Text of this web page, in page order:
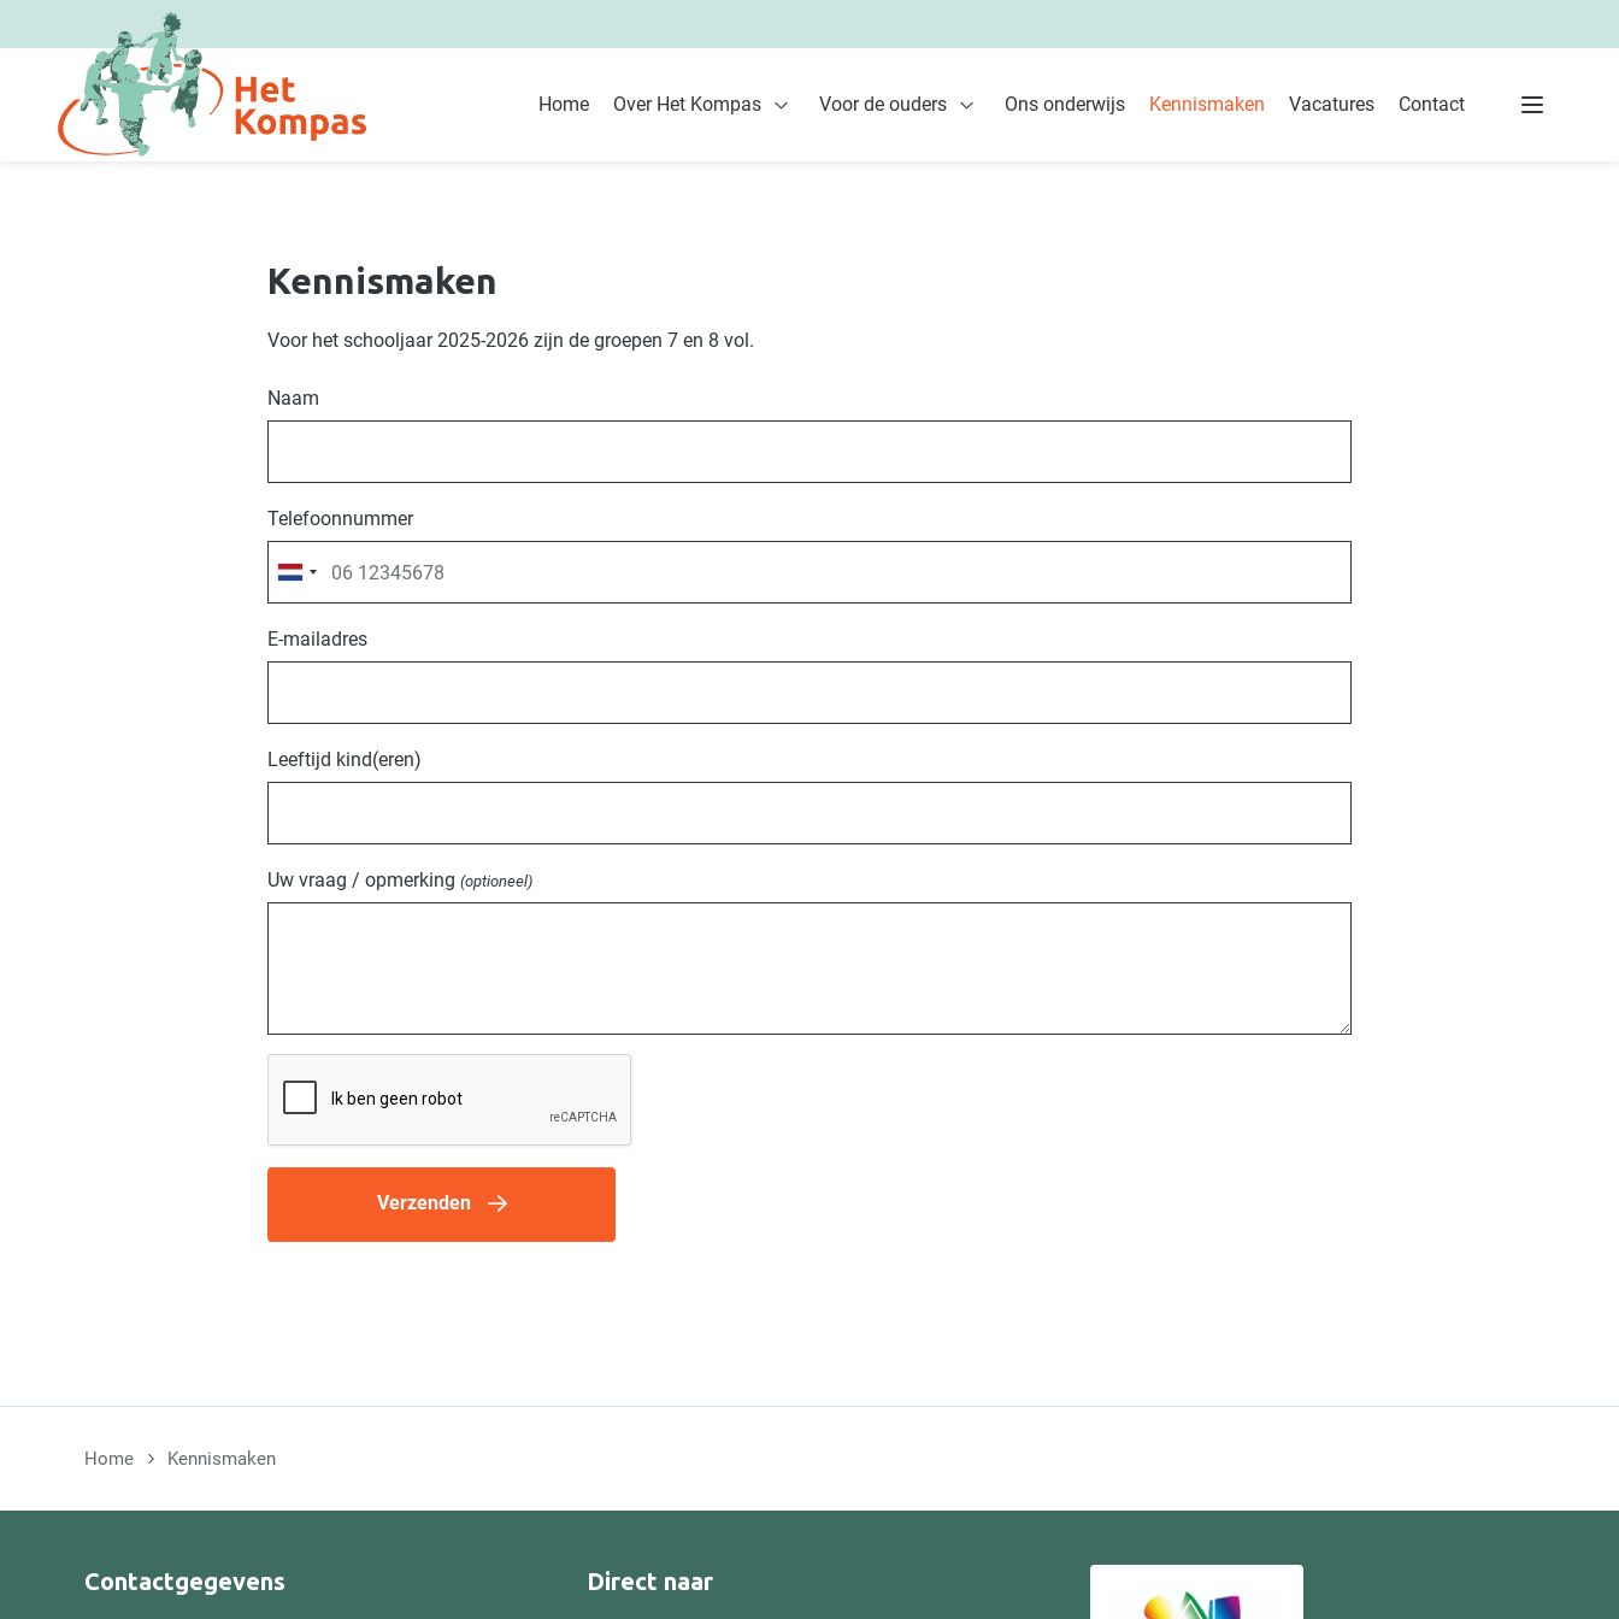
Overslaan en naar de inhoud gaan
Home Over Het Kompas Voor de ouders
Open Voor de ouders
Ons onderwijs Kennismaken Vacatures Contact
Menu
Kennismaken
Voor het schooljaar 2025-2026 zijn de groepen 7 en 8 vol.
Naam
Telefoonnummer
E-mailadres
Leeftijd kind(eren)
Uw vraag / opmerking (optioneel)
Verzenden
Home Kennismaken
Contactgegevens Direct naar